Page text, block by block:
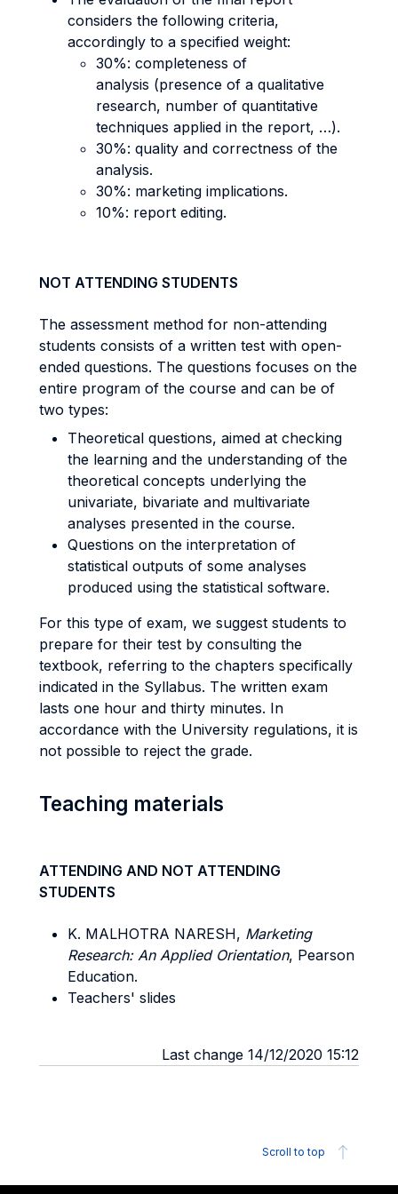
considers the following criteria,
accordingly to a specified weight:
30%: completeness of
analysis (presence of a qualitative
research, number of quantitative
techniques applied in the report, …).
30%: quality and correctness of the
analysis.
30%: marketing implications.
10%: report editing.
NOT ATTENDING STUDENTS
The assessment method for non-attending
students consists of a written test with open-
ended questions. The questions focuses on the
entire program of the course and can be of
two types:
Theoretical questions, aimed at checking
the learning and the understanding of the
theoretical concepts underlying the
univariate, bivariate and multivariate
analyses presented in the course.
Questions on the interpretation of
statistical outputs of some analyses
produced using the statistical software.
For this type of exam, we suggest students to
prepare for their test by consulting the
textbook, referring to the chapters specifically
indicated in the Syllabus. The written exam
lasts one hour and thirty minutes. In
accordance with the University regulations, it is
not possible to reject the grade.
Teaching materials
ATTENDING AND NOT ATTENDING
STUDENTS
K. MALHOTRA NARESH, Marketing
Research: An Applied Orientation, Pearson
Education.
Teachers' slides
Last change 14/12/2020 15:12
Scroll to top